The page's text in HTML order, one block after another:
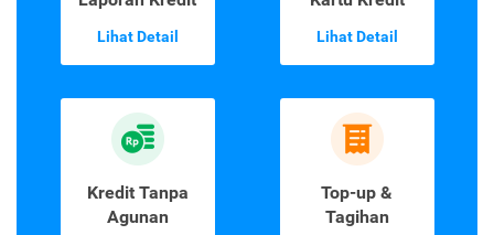
Lihat Detail Lihat Detail
Kredit Tanpa
Agunan
Top-up &
Tagihan